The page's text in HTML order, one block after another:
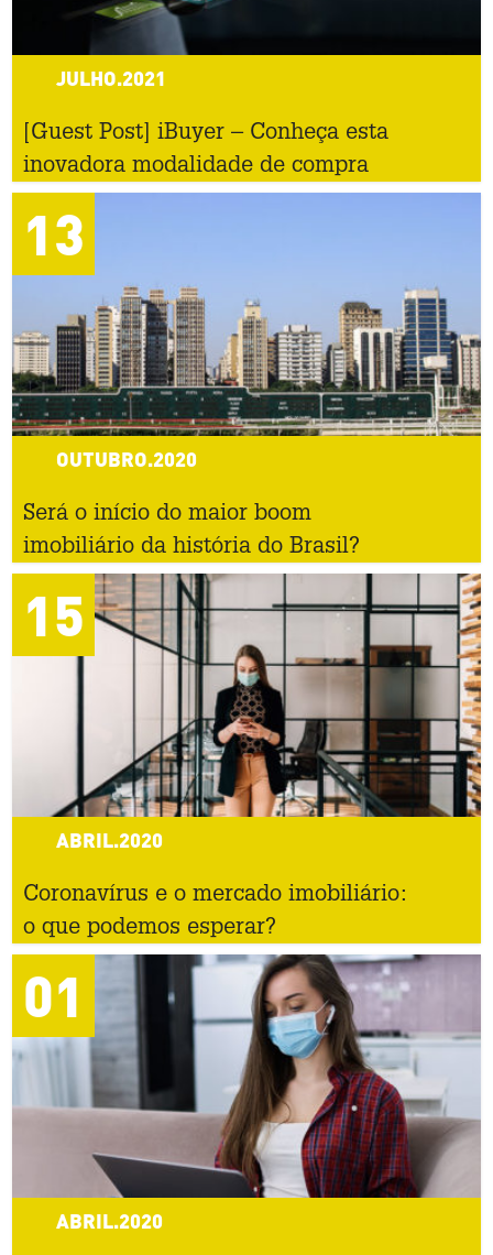
JULHO.2021
[Guest Post] iBuyer – Conheça esta
inovadora modalidade de compra
13
OUTUBRO.2020
Será o início do maior boom
imobiliário da história do Brasil?
15
ABRIL.2020
Coronavírus e o mercado imobiliário:
o que podemos esperar?
01
ABRIL.2020